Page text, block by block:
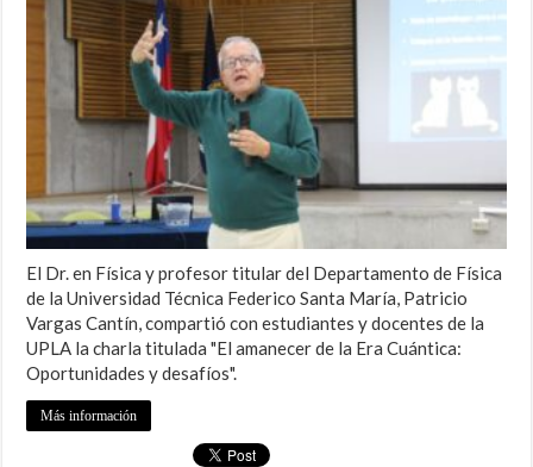
El Dr. en Física y profesor titular del Departamento de Física
de la Universidad Técnica Federico Santa María, Patricio
Vargas Cantín, compartió con estudiantes y docentes de la
UPLA la charla titulada "El amanecer de la Era Cuántica:
Oportunidades y desafíos".
Más información